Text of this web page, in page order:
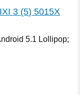
3 (5) 5015X
5.1 Lollipop;